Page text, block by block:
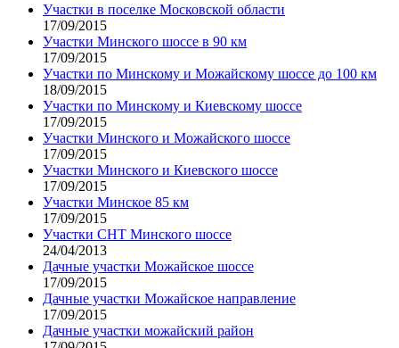
Участки в поселке Московской области
17/09/2015
Участки Минского шоссе в 90 км
17/09/2015
Участки по Минскому и Можайскому шоссе до 100 км
18/09/2015
Участки по Минскому и Киевскому шоссе
17/09/2015
Участки Минского и Можайского шоссе
17/09/2015
Участки Минского и Киевского шоссе
17/09/2015
Участки Минское 85 км
17/09/2015
Участки СНТ Минского шоссе
24/04/2013
Дачные участки Можайское шоссе
17/09/2015
Дачные участки Можайское направление
17/09/2015
Дачные участки можайский район